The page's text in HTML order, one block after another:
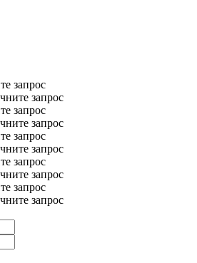
запрос
запрос
запрос
запрос
запрос
запрос
запрос
запрос
запрос
запрос